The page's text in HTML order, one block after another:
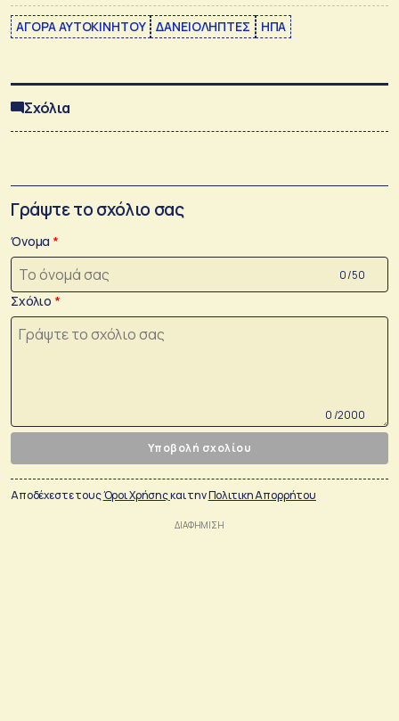
ΑΓΟΡΑ ΑΥΤΟΚΙΝΗΤΟΥ ΔΑΝΕΙΟΛΗΠΤΕΣ ΗΠΑ
Σχόλια
Γράψτε το σχόλιο σας
Όνομα
0 /50
Σχόλιο
0 /2000
Υποβολή σχολίου
Αποδέχεστε τουςΌροι Χρήσηςκαι τηνΠολιτικη Απορρήτου